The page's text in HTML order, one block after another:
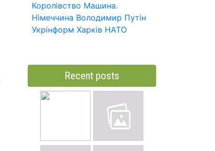
Королівство Машина.
Німеччина Володимир Путін
Укрінформ Харків НАТО
Recent posts